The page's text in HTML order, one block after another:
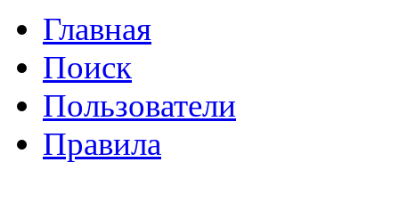
Главная
Поиск
Пользователи
Правила